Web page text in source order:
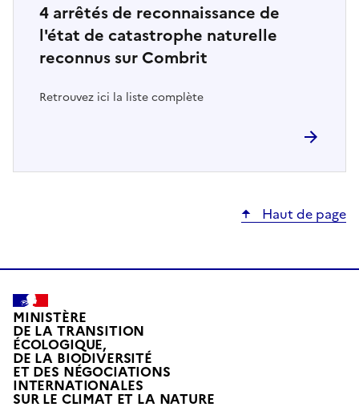
4 arrêtés de reconnaissance de
l'état de catastrophe naturelle
reconnus sur Combrit
Retrouvez ici la liste complète
Haut de page
MINISTÈRE
DE LA TRANSITION
ÉCOLOGIQUE,
DE LA BIODIVERSITÉ
ET DES NÉGOCIATIONS
INTERNATIONALES
SUR LE CLIMAT ET LA NATUREL